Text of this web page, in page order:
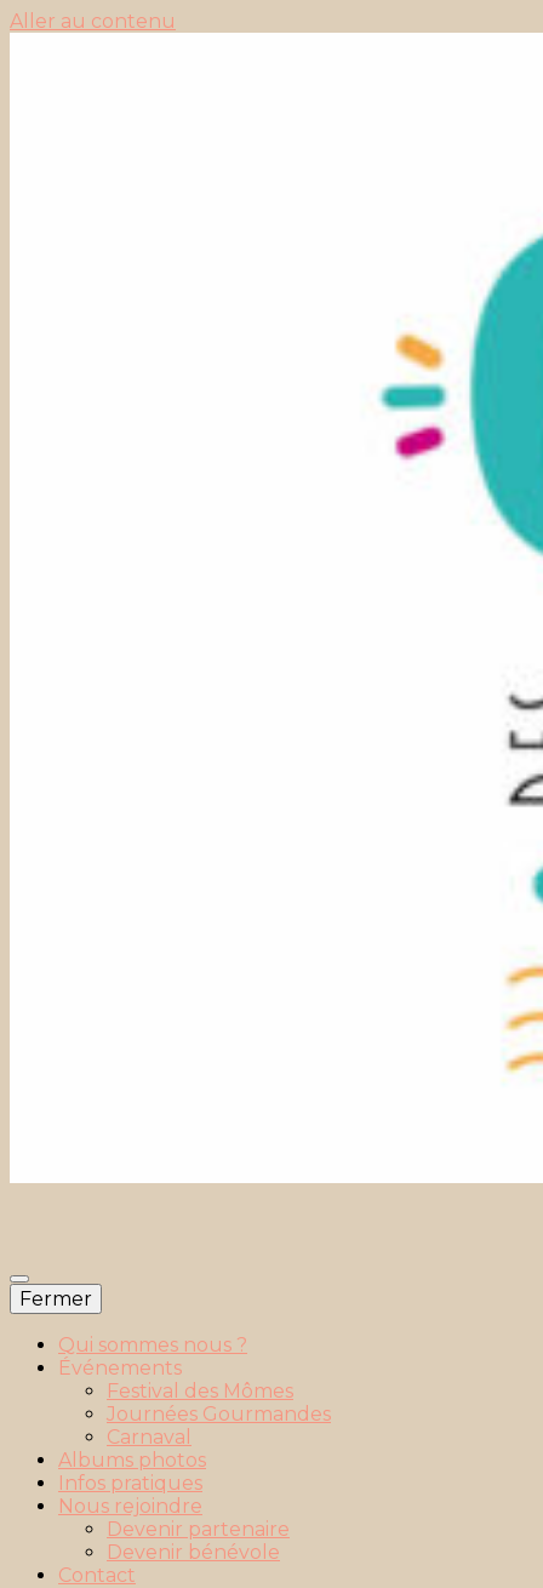
Aller au contenu
Fermer
Qui sommes nous ?
Événements
Festival des Mômes
Journées Gourmandes
Carnaval
Albums photos
Infos pratiques
Nous rejoindre
Devenir partenaire
Devenir bénévole
Contact